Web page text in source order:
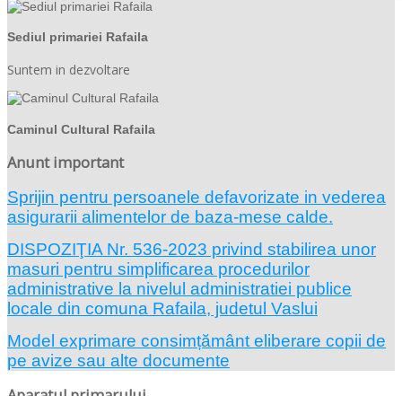
Sediul primariei Rafaila
Suntem in dezvoltare
Caminul Cultural Rafaila
Anunt important
Sprijin pentru persoanele defavorizate in vederea
asigurarii alimentelor de baza-mese calde.
DISPOZIŢIA Nr. 536-2023 privind stabilirea unor
masuri pentru simplificarea procedurilor
administrative la nivelul administratiei publice
locale din comuna Rafaila, judetul Vaslui
Model exprimare consimțământ eliberare copii de
pe avize sau alte documente